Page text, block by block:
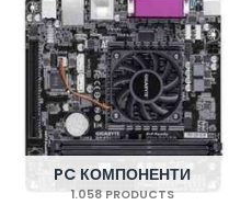
PC КОМПОНЕНТИ
1.058 PRODUCTS